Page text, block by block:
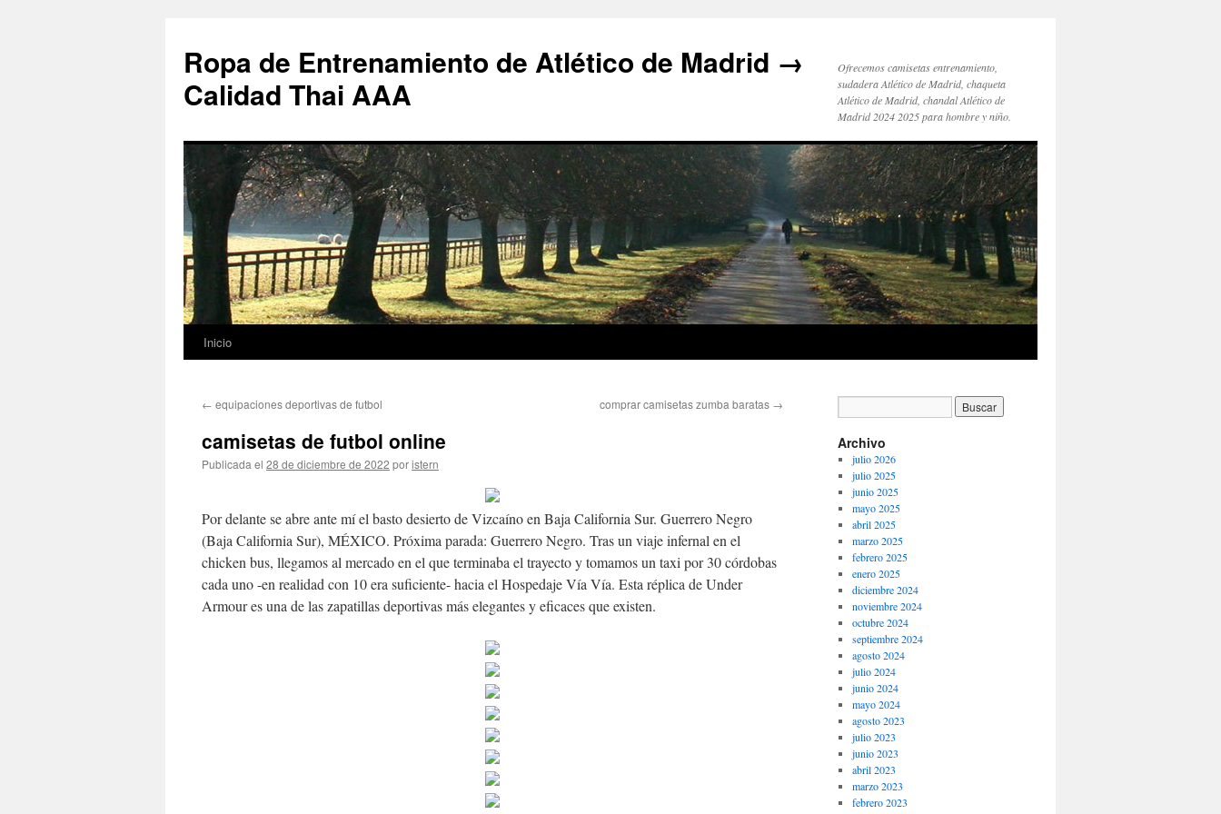
Ropa de Entrenamiento de Atlético de Madrid →
Calidad Thai AAA
Ofrecemos camisetas entrenamiento,
sudadera Atlético de Madrid, chaqueta
Atlético de Madrid, chandal Atlético de
Madrid 2024 2025 para hombre y niño.
Saltar
contenido
Inicio
← equipaciones deportivas de futbol comprar camisetas zumba baratas →
camisetas de futbol online
Publicada el 28 de diciembre de 2022 poristern
Por delante se abre ante mí el basto desierto de Vizcaíno en Baja California Sur. Guerrero Negro
(Baja California Sur), MÉXICO. Próxima parada: Guerrero Negro. Tras un viaje infernal en el
chicken bus, llegamos al mercado en el que terminaba el trayecto y tomamos un taxi por 30 córdobas
cada uno -en realidad con 10 era suficiente- hacia el Hospedaje Vía Vía. Esta réplica de Under
Armour es una de las zapatillas deportivas más elegantes y eficaces que existen.
Archivo
julio 2026
julio 2025
junio 2025
mayo 2025
abril 2025
marzo 2025
febrero 2025
enero 2025
diciembre 2024
noviembre 2024
octubre 2024
septiembre 2024
agosto 2024
julio 2024
junio 2024
mayo 2024
agosto 2023
julio 2023
junio 2023
abril 2023
marzo 2023
febrero 2023